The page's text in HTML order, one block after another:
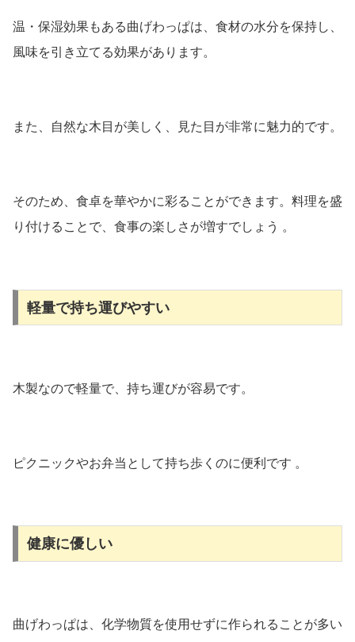
温・保湿効果もある曲げわっぱは、食材の水分を保持し、
風味を引き立てる効果があります。
また、自然な木目が美しく、見た目が非常に魅力的です。
そのため、食卓を華やかに彩ることができます。料理を盛
り付けることで、食事の楽しさが増すでしょう 。
軽量で持ち運びやすい
木製なので軽量で、持ち運びが容易です。
ピクニックやお弁当として持ち歩くのに便利です 。
健康に優しい
曲げわっぱは、化学物質を使用せずに作られることが多い